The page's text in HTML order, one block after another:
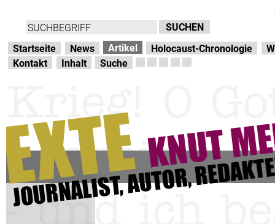
Startseite News Artikel Holocaust-Chronologie
Kontakt
Inhalt Suche